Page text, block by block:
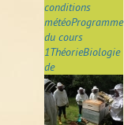
conditions
météoProgramme
du cours
1ThéorieBiologie
de